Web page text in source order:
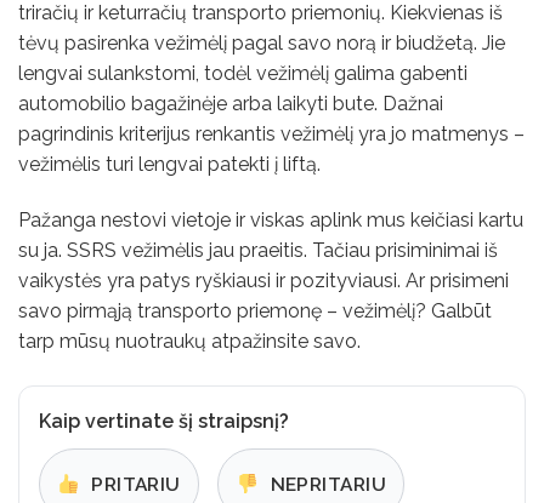
triračių ir keturračių transporto priemonių. Kiekvienas iš
tėvų pasirenka vežimėlį pagal savo norą ir biudžetą. Jie
lengvai sulankstomi, todėl vežimėlį galima gabenti
automobilio bagažinėje arba laikyti bute. Dažnai
pagrindinis kriterijus renkantis vežimėlį yra jo matmenys –
vežimėlis turi lengvai patekti į liftą.
Pažanga nestovi vietoje ir viskas aplink mus keičiasi kartu
su ja. SSRS vežimėlis jau praeitis. Tačiau prisiminimai iš
vaikystės yra patys ryškiausi ir pozityviausi. Ar prisimeni
savo pirmąją transporto priemonę – vežimėlį? Galbūt
tarp mūsų nuotraukų atpažinsite savo.
Kaip vertinate šį straipsnį?
PRITARIU NEPRITARIU